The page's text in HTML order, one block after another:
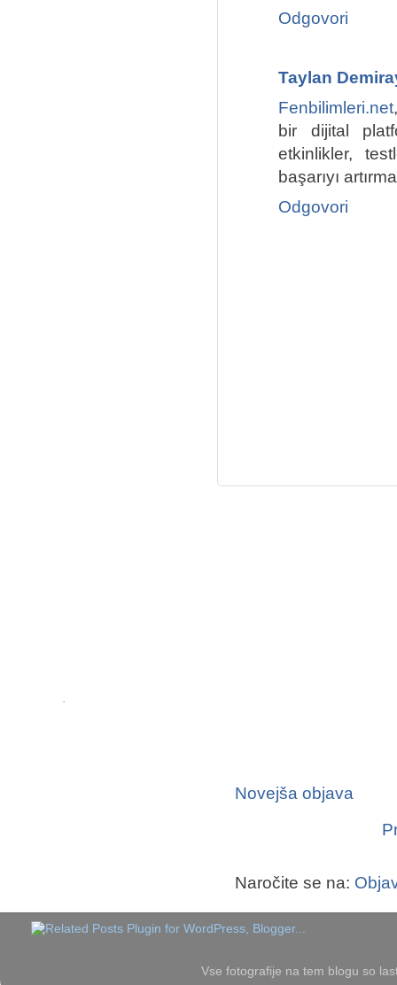
Odgovori
Taylan
Fenbilimleri.net
bir dijital
etkinlikler,
başarıyı
Odgovori
Novejša objava
Naročite se na:
Vse fotografije na tem blogu so